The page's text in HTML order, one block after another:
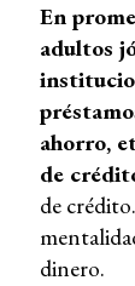
En
adultos
ahorro,
de
de
dinero.